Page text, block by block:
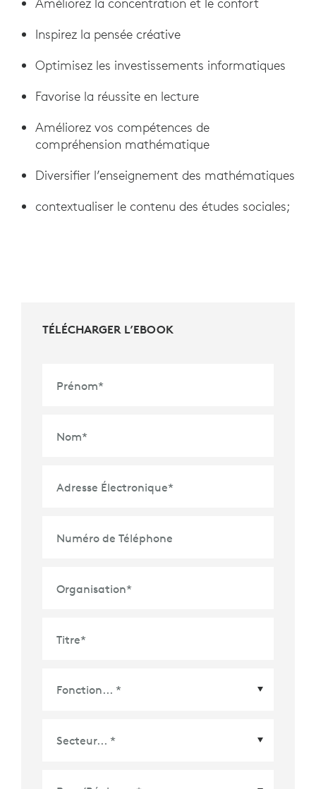
Inspirez la pensée créative
Optimisez les investissements informatiques
Favorise la réussite en lecture
Améliorez vos compétences de
compréhension mathématique
Diversifier l’enseignement des mathématiques
contextualiser le contenu des études sociales;
TÉLÉCHARGER L’EBOOK
Prénom*
Nom*
Adresse Électronique*
Numéro de Téléphone
Organisation*
Titre*